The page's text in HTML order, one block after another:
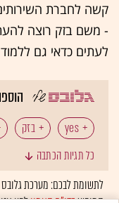
קשה לחברת
- משם בזק רוצה
לעתים כדאי גם
yes בזק
כל תגיות הכתבה
לתשומת לבכם: מערכת גלובס